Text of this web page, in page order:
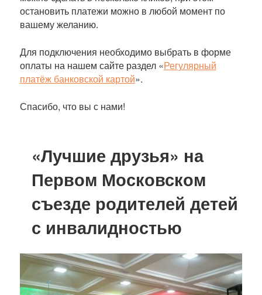
остановить платежи можно в любой момент по
вашему желанию.
Для подключения необходимо выбрать в форме
оплаты на нашем сайте раздел «Регулярный
платёж банковской картой».
Спасибо, что вы с нами!
«Лучшие друзья» на
Первом Московском
съезде родителей детей
с инвалидностью